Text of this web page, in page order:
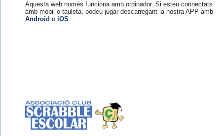
Aquesta web només funciona amb ordinador. Si esteu connectats
amb mòbil o tauleta, podeu jugar descarregant la nostra APP amb
Android o iOS.